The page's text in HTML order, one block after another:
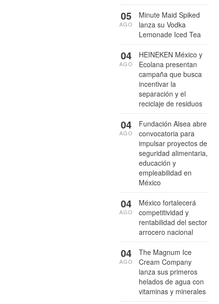
Minute Maid Spiked
lanza su Vodka
Lemonade Iced Tea
05
AGO
HEINEKEN México y
Ecolana presentan
campaña que busca
incentivar la
separación y el
reciclaje de residuos
04
AGO
Fundación Alsea abre
convocatoria para
impulsar proyectos de
seguridad alimentaria,
educación y
empleabilidad en
México
04
AGO
México fortalecerá
competitividad y
rentabilidad del sector
arrocero nacional
04
AGO
The Magnum Ice
Cream Company
lanza sus primeros
helados de agua con
vitaminas y minerales
04
AGO